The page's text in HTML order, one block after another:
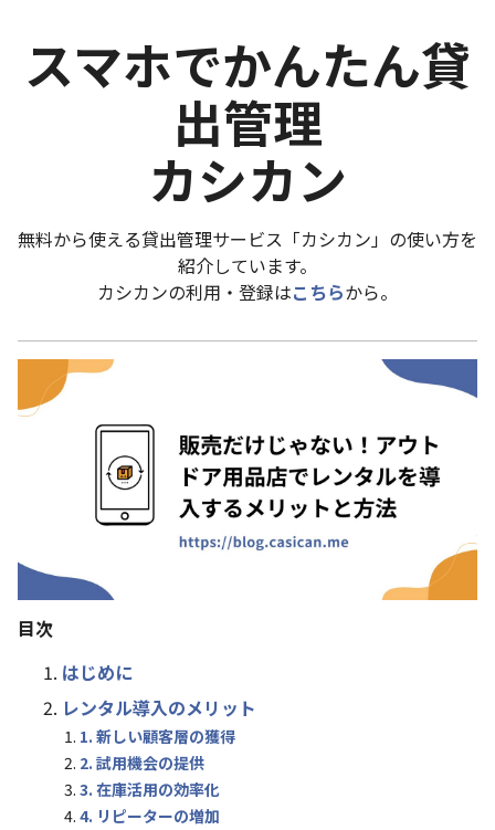
スマホでかんたん貸
出管理
カシカン
無料から使える貸出管理サービス「カシカン」の使い方を
紹介しています。
カシカンの利用・登録はこちらから。
目次
はじめに
レンタル導入のメリット
1. 新しい顧客層の獲得
2. 試用機会の提供
3. 在庫活用の効率化
4. リピーターの増加